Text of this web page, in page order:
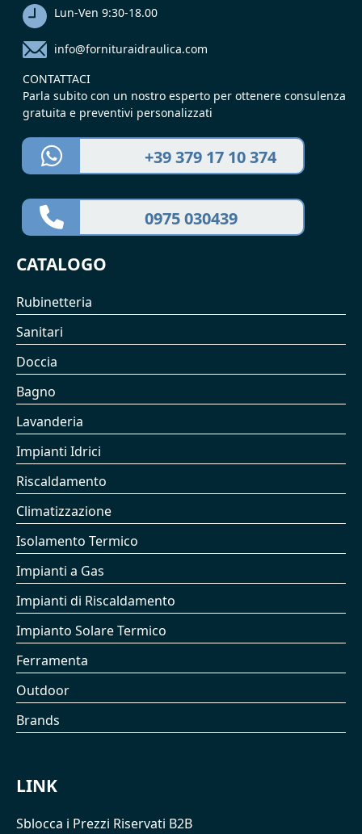
Lun-Ven 9:30-18.00
info@fornituraidraulica.com
CONTATTACI
Parla subito con un nostro esperto per ottenere consulenza
gratuita e preventivi personalizzati
+39 379 17 10 374
0975 030439
CATALOGO
Rubinetteria
Sanitari
Doccia
Bagno
Lavanderia
Impianti Idrici
Riscaldamento
Climatizzazione
Isolamento Termico
Impianti a Gas
Impianti di Riscaldamento
Impianto Solare Termico
Ferramenta
Outdoor
Brands
LINK
Sblocca i Prezzi Riservati B2B